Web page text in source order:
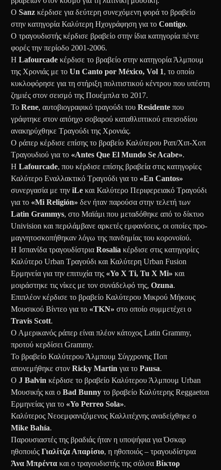
ΟSanz κέρδισε για δεύτερη συνεχόμενη φορά το βραβείο
στην κατηγορία Καλύτερη Ηχογράφηση για τοContigo.
Ο τραγουδιστής κέρδισε βραβείο στην ίδια κατηγορία πέντε
φορές την περίοδο 2001-2006.
ΗLafourcade κέρδισε το βραβείο στην κατηγορία Άλμπουμ
της Χρονιάς με τοUn Canto por México, Vol 1, το οποίο
κυκλοφόρησε για τη στήριξη πολιτιστικού κέντρου που υπέστη
ζημιές στον σεισμό της Πουέμπλα το 2017.
ΤοRene, αυτοβιογραφικό τραγούδι τουResidente που
γράφτηκε στον απόηχο σοβαρού καταθλιπτικού επεισοδίου
ανακηρύχθηκε Τραγούδι της Χρονιάς.
Ο ράπερ κέρδισε επίσης το βραβείο Καλύτερου Ραπ/Χιπ-Χοπ
Τραγουδιού για το «Antes Que El Mundo Se Acabe».
ΗLafourcade, που κέρδισε επίσης βραβεία στις κατηγορίες
Καλύτερο Εναλλακτικό Τραγούδι για το «En Cantos»
συνεργασία με τηνiLe και Καλύτερο Περιφερειακό Τραγούδι
για το «Mi Religión» δεν ήταν παρούσα στην τελετή των
Latin Grammys, στο Μαϊάμι που μεταδόθηκε από το δίκτυο
Univision και περιλάμβανε αρκετές εμφανίσεις, οι οποίες προ-
μαγνητοσκοπήθηκαν λόγω της πανδημίας του κορονοϊού.
Η Ισπανίδα τραγουδίστριαRosalía κέρδισε στις κατηγορίες
Καλύτερο Urban Τραγούδι και Καλύτερη Urban Fusion
Ερμηνεία για την επιτυχία της «Yo X Ti, Tu X Mi» και
μοιράστηκε τις νίκες με τον συνάδελφό της,Ozuna.
Επιπλέον κέρδισε το βραβείο Καλύτερου Μικρού Μήκους
Μουσικού Βίντεο για το «TKN» στο οποίο συμμετέχει ο
Travis Scott.
Ο Αμερικανός ράπερ είναι πλέον κάτοχος Latin Grammy,
προτού κερδίσει Grammy.
Το βραβείο Καλύτερου Άλμπουμ Σύγχρονης Ποπ
απονεμήθηκε στονRicky Martin για τοPausa.
OJ Balvin κέρδισε το βραβείο Καλύτερου Άλμπουμ Urban
Μουσικής και οBad Bunny το βραβείο Καλύτερης Reggaeton
Ερμηνείας για το «Yo Perreo Sola».
Καλύτερος Νεοεμφανιζόμενος Καλλιτέχνης αναδείχθηκε ο
Μike Bahía.
Παρουσιαστές της βραδιάς ήταν η υποψήφια για Όσκαρ
ηθοποιόςΓιαλίτζα Απαρίσιο, η ηθοποιός – τραγουδίστρια
Άνα Μπρέντα και ο τραγουδιστής της σάλσαΒίκτορ